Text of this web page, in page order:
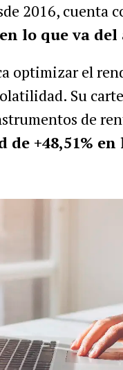
2016, cuenta
lo que va del
optimizar el
Su
de
+48,51% en